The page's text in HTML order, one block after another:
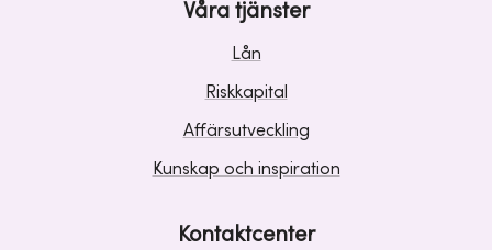
Våra tjänster
Lån
Riskkapital
Affärsutveckling
Kunskap och inspiration
Kontaktcenter